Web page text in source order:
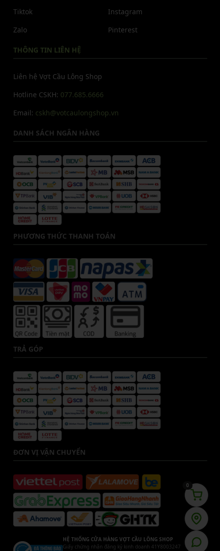
Tiktok
Zalo
Instagram
Pinterest
THÔNG TIN LIÊN HỆ
Liên hệ Vợt Cầu Lông Shop
Hotline CSKH: 077.685.6666
Email: cskh@votcaulongshop.vn
DANH SÁCH NGÂN HÀNG
PHƯƠNG THỨC THANH TOÁN
TRẢ GÓP
ĐƠN VỊ VẬN CHUYỂN
HỆ THỐNG CỬA HÀNG VỢT CẦU LÔNG SHOP
Giấy chứng nhận đăng ký kinh doanh 41Y8003247
0